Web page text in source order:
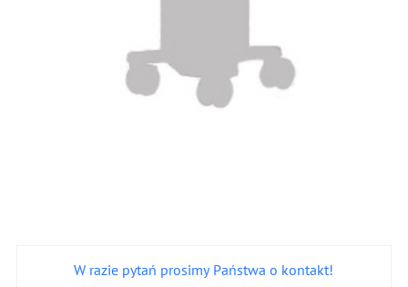
W razie pytań prosimy Państwa o kontakt!